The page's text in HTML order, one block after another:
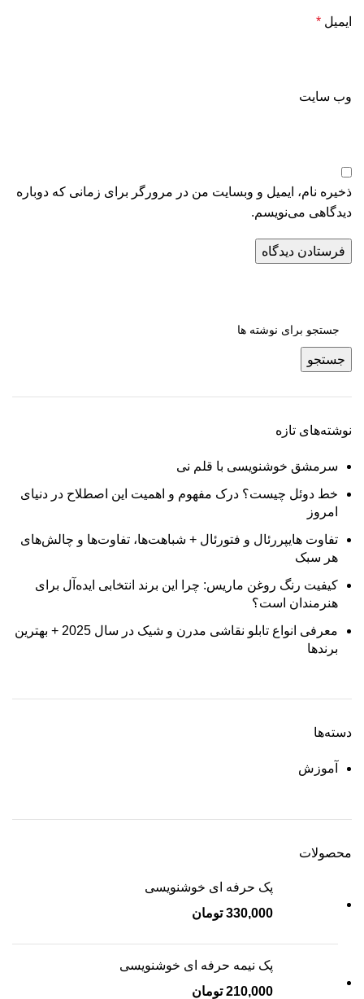
ایمیل *
وب‌ سایت
ذخیره نام، ایمیل و وبسایت من در مرورگر برای زمانی که دوباره
دیدگاهی می‌نویسم.
جستجو
نوشته‌های تازه
سرمشق خوشنویسی با قلم نی
خط دوئل چیست؟ درک مفهوم و اهمیت این اصطلاح در دنیای
امروز
تفاوت هایپررئال و فتورئال + شباهت‌ها، تفاوت‌ها و چالش‌های
هر سبک
کیفیت رنگ روغن ماریس: چرا این برند انتخابی ایده‌آل برای
هنرمندان است؟
معرفی انواع تابلو نقاشی مدرن و شیک در سال 2025 + بهترین
برندها
دسته‌ها
آموزش
محصولات
پک حرفه ای خوشنویسی
330,000 تومان
پک نیمه حرفه ای خوشنویسی
210,000 تومان